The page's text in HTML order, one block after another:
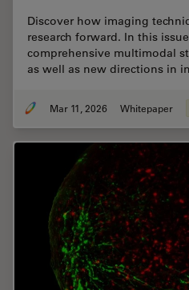
Discover how imaging
research forward. In this
comprehensive multimodal
as well as new directions in
Mar 11, 2026 Whitepaper